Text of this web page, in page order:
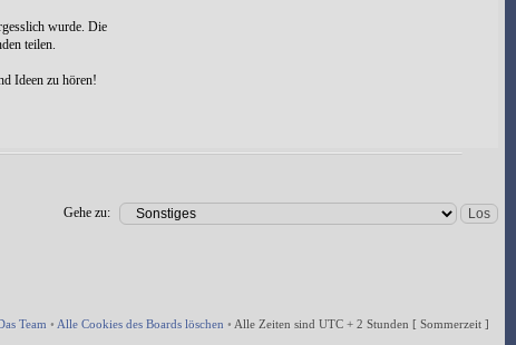
wurde. Die
teilen.
Ideen zu hören!
Gehe zu:
Team • Alle Cookies des Boards löschen • Alle Zeiten sind UTC + 2 Stunden [ Sommerzeit ]